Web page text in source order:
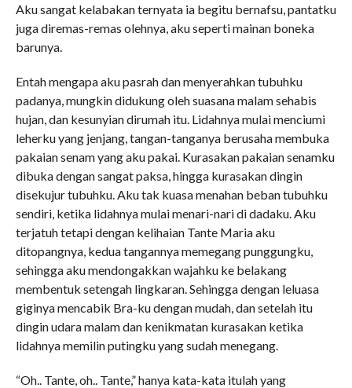
Aku sangat kelabakan ternyata ia begitu bernafsu, pantatku
juga diremas-remas olehnya, aku seperti mainan boneka
barunya.
Entah mengapa aku pasrah dan menyerahkan tubuhku
padanya, mungkin didukung oleh suasana malam sehabis
hujan, dan kesunyian dirumah itu. Lidahnya mulai menciumi
leherku yang jenjang, tangan-tanganya berusaha membuka
pakaian senam yang aku pakai. Kurasakan pakaian senamku
dibuka dengan sangat paksa, hingga kurasakan dingin
disekujur tubuhku. Aku tak kuasa menahan beban tubuhku
sendiri, ketika lidahnya mulai menari-nari di dadaku. Aku
terjatuh tetapi dengan kelihaian Tante Maria aku
ditopangnya, kedua tangannya memegang punggungku,
sehingga aku mendongakkan wajahku ke belakang
membentuk setengah lingkaran. Sehingga dengan leluasa
giginya mencabik Bra-ku dengan mudah, dan setelah itu
dingin udara malam dan kenikmatan kurasakan ketika
lidahnya memilin putingku yang sudah menegang.
“Oh.. Tante, oh.. Tante,” hanya kata-kata itulah yang